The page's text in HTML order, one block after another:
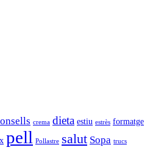
crema dieta estiu estrès formatge
pell Pollastre salut Sopa trucs